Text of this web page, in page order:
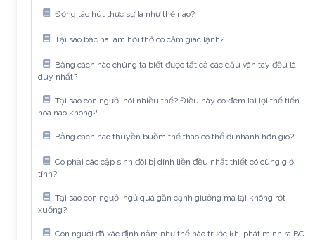
Động tác hút thực sự là như thế nào?
Tại sao bạc hà làm hơi thở có cảm giác lạnh?
Bằng cách nào chúng ta biết được tất cả các dấu vân tay đều là
duy nhất?
Tại sao con người nói nhiều thế? Điều này có đem lại lợi thế tiến
hóa nào không?
Bằng cách nào thuyền buồm thể thao có thể đi nhanh hơn gió?
Có phải các cặp sinh đôi bị dính liền đều nhất thiết có cùng giới
tính?
Tại sao con người ngủ quá gần cạnh giường mà lại không rớt
xuống?
Con người đã xác định năm như thế nào trước khi phát minh ra BC